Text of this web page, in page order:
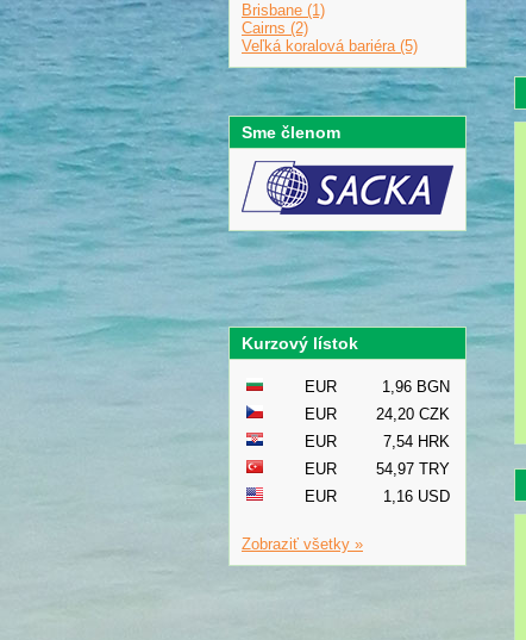
Brisbane (1)
Cairns (2)
Veľká koralová bariéra (5)
Sme členom
Kurzový lístok
EUR
1,96 BGN
EUR
24,20 CZK
EUR
7,54 HRK
EUR
54,97 TRY
EUR
1,16 USD
Zobraziť všetky »